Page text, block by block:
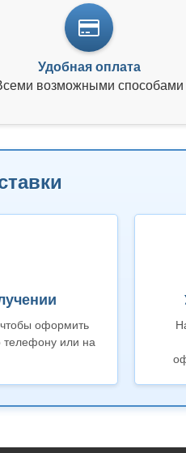
Удобная оплата
возможными способами
оформить
телефону или на